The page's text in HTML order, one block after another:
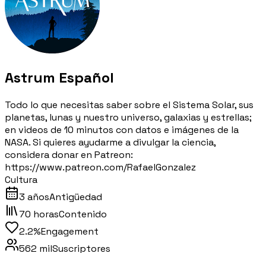
Astrum Español
Todo lo que necesitas saber sobre el Sistema Solar, sus
planetas, lunas y nuestro universo, galaxias y estrellas;
en videos de 10 minutos con datos e imágenes de la
NASA. Si quieres ayudarme a divulgar la ciencia,
considera donar en Patreon:
https://www.patreon.com/RafaelGonzalez
Cultura
3 añosAntigüedad
70 horasContenido
2.2%Engagement
562 milSuscriptores